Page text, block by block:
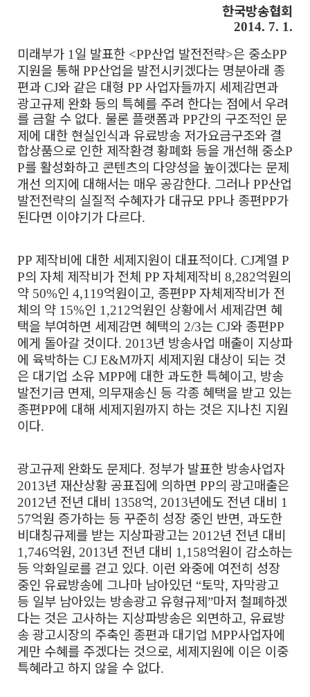
한국방송협회
2014. 7. 1.
미래부가 1 일 발표한 <PP산업 발전전략>은 중소PP
지원을 통해 PP산업을 발전시키겠다는 명분아래 종
편과 CJ와 같은 대형 PP 사업자들까지 세제감면과
광고규제 완화 등의 특혜를 주려 한다는 점에서 우려
를 금할 수 없다. 물론 플랫폼과 PP간의 구조적인 문
제에 대한 현실인식과 유료방송 저가요금구조와 결
합상품으로 인한 제작환경 황폐화 등을 개선해 중소P
P를 활성화하고 콘텐츠의 다양성을 높이겠다는 문제
개선 의지에 대해서는 매우 공감한다. 그러나 PP산업
발전전략의 실질적 수혜자가 대규모 PP나 종편PP가
된다면 이야기가 다르다.
PP 제작비에 대한 세제지원이 대표적이다. CJ계열 P
P의 자체 제작비가 전체 PP 자체제작비 8,282억원의
약 50%인 4,119억원이고, 종편PP 자체제작비가 전
체의 약 15%인 1,212억원인 상황에서 세제감면 혜
택을 부여하면 세제감면 혜택의 2/3는 CJ와 종편PP
에게 돌아갈 것이다. 2013년 방송사업 매출이 지상파
에 육박하는 CJ E&M까지 세제지원 대상이 되는 것
은 대기업 소유 MPP에 대한 과도한 특혜이고, 방송
발전기금 면제, 의무재송신 등 각종 혜택을 받고 있는
종편PP에 대해 세제지원까지 하는 것은 지나친 지원
이다.
광고규제 완화도 문제다. 정부가 발표한 방송사업자
2013년 재산상황 공표집에 의하면 PP의 광고매출은
2012년 전년 대비 1358억, 2013년에도 전년 대비 1
57억원 증가하는 등 꾸준히 성장 중인 반면, 과도한
비대칭규제를 받는 지상파광고는 2012년 전년 대비
1,746억원, 2013년 전년 대비 1,158억원이 감소하는
등 악화일로를 걷고 있다. 이런 와중에 여전히 성장
중인 유료방송에 그나마 남아있던 “토막, 자막광고
등 일부 남아있는 방송광고 유형규제”마저 철폐하겠
다는 것은 고사하는 지상파방송은 외면하고, 유료방
송 광고시장의 주축인 종편과 대기업 MPP사업자에
게만 수혜를 주겠다는 것으로, 세제지원에 이은 이중
특혜라고 하지 않을 수 없다.